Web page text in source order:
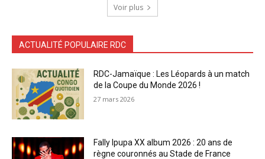
Voir plus
ACTUALITÉ POPULAIRE RDC
RDC-Jamaïque : Les Léopards à un match
de la Coupe du Monde 2026 !
27 mars 2026
Fally Ipupa XX album 2026 : 20 ans de
règne couronnés au Stade de France